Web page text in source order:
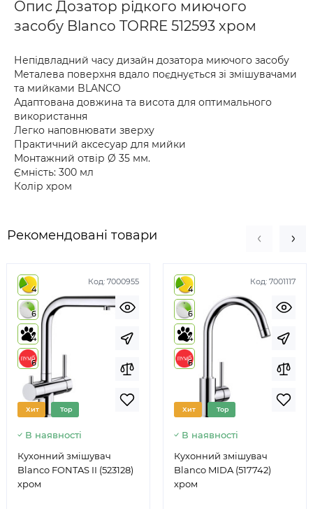
Опис Дозатор рідкого миючого
засобу Blanco TORRE 512593 хром
Непідвладний часу дизайн дозатора миючого засобу
Металева поверхня вдало поєднується зі змішувачами
та мийками BLANCO
Адаптована довжина та висота для оптимального
використання
Легко наповнювати зверху
Практичний аксесуар для мийки
Монтажний отвір Ø 35 мм.
Ємність: 300 мл
Колір хром
Рекомендовані товари
Код: 7000955
4
6
4
6
Хит Top
В наявності
Кухонний змішувач
Blanco FONTAS II (523128)
хром
Код: 7001117
4
6
4
6
Хит Top
В наявності
Кухонний змішувач
Blanco MIDA (517742)
хром